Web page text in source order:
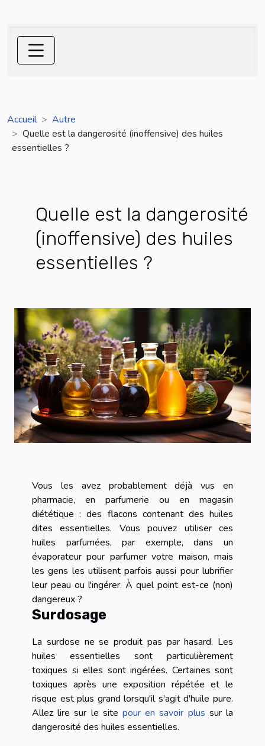
Accueil
Autre
Quelle est la dangerosité (inoffensive) des huiles
essentielles ?
Quelle est la dangerosité
(inoffensive) des huiles
essentielles ?
Vous les avez probablement déjà vus en
pharmacie, en parfumerie ou en magasin
diététique : des flacons contenant des huiles
dites essentielles. Vous pouvez utiliser ces
huiles parfumées, par exemple, dans un
évaporateur pour parfumer votre maison, mais
les gens les utilisent parfois aussi pour lubrifier
leur peau ou l'ingérer. À quel point est-ce (non)
dangereux ?
Surdosage
La surdose ne se produit pas par hasard. Les
huiles essentielles sont particulièrement
toxiques si elles sont ingérées. Certaines sont
toxiques après une exposition répétée et le
risque est plus grand lorsqu'il s'agit d'huile pure.
Allez lire sur le site pour en savoir plus sur la
dangerosité des huiles essentielles.